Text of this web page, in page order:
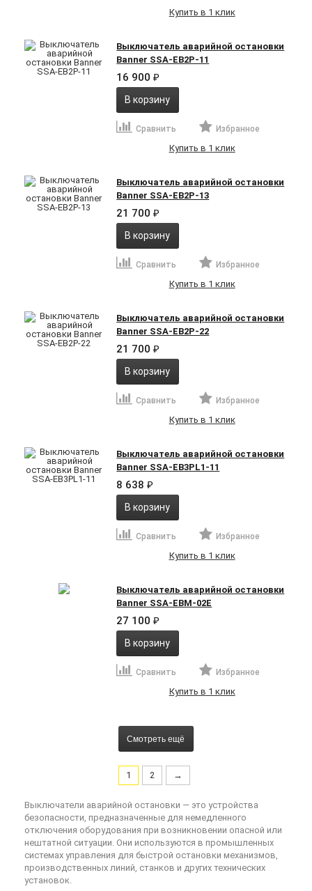
Купить в 1 клик
Выключатель аварийной остановки
Banner SSA-EB2P-11
16 900₽
В корзину
Сравнить Избранное
Купить в 1 клик
Выключатель аварийной остановки
Banner SSA-EB2P-13
21 700₽
В корзину
Сравнить Избранное
Купить в 1 клик
Выключатель аварийной остановки
Banner SSA-EB2P-22
21 700₽
В корзину
Сравнить Избранное
Купить в 1 клик
Выключатель аварийной остановки
Banner SSA-EB3PL1-11
8 638₽
В корзину
Сравнить Избранное
Купить в 1 клик
Выключатель аварийной остановки
Banner SSA-EBM-02E
27 100₽
В корзину
Сравнить Избранное
Купить в 1 клик
Смотреть ещё
1 2 →
Выключатели аварийной остановки — это устройства
безопасности, предназначенные для немедленного
отключения оборудования при возникновении опасной или
нештатной ситуации. Они используются в промышленных
системах управления для быстрой остановки механизмов,
производственных линий, станков и других технических
установок.